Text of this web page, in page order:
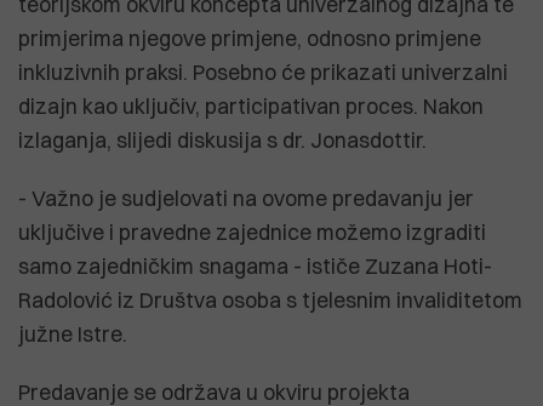
primjerima njegove primjene, odnosno primjene
inkluzivnih praksi. Posebno će prikazati univerzalni
dizajn kao uključiv, participativan proces. Nakon
izlaganja, slijedi diskusija s dr. Jonasdottir.
- Važno je sudjelovati na ovome predavanju jer
uključive i pravedne zajednice možemo izgraditi
samo zajedničkim snagama - ističe Zuzana Hoti-
Radolović iz Društva osoba s tjelesnim invaliditetom
južne Istre.
Predavanje se održava u okviru projekta